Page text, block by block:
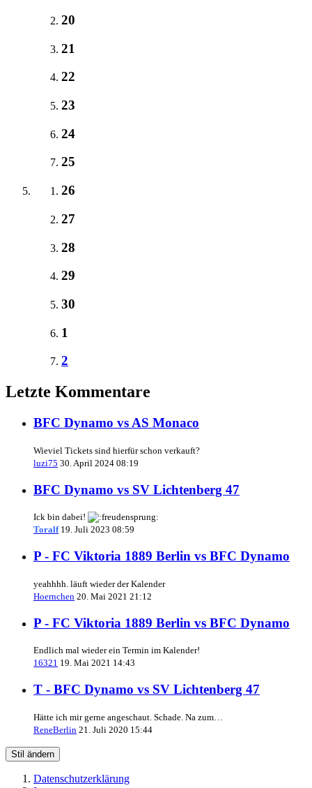
20
21
22
23
24
25
26
27
28
29
30
1
2
Letzte Kommentare
BFC Dynamo vs AS Monaco
Wieviel Tickets sind hierfür schon verkauft?
luzi75 30. April 2024 08:19
BFC Dynamo vs SV Lichtenberg 47
Ick bin dabei!
Toralf 19. Juli 2023 08:59
P - FC Viktoria 1889 Berlin vs BFC Dynamo
yeahhhh. läuft wieder der Kalender
Hoernchen 20. Mai 2021 21:12
P - FC Viktoria 1889 Berlin vs BFC Dynamo
Endlich mal wieder ein Termin im Kalender!
16321 19. Mai 2021 14:43
T - BFC Dynamo vs SV Lichtenberg 47
Hätte ich mir gerne angeschaut. Schade. Na zum…
ReneBerlin 21. Juli 2020 15:44
Stil ändern
Datenschutzerklärung